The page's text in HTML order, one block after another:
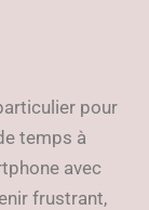
pour
temps à
avec
frustrant,